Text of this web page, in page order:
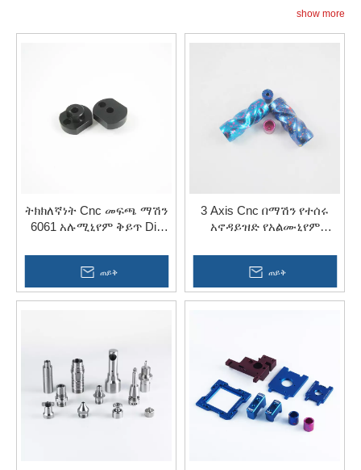
የተለያዩ
የመተግበሪያ ፍላጎቶች.
፡ ለግል የፕሮጀክት ፍላጎቶች የተዘጋጀ፣ የንድፍ ማሻሻያዎችን
እና ማስተካከያዎችን ተግባራዊነት እና አፈጻጸምን ለማመቻቸት
እርምጃዎች እያንዳንዱ መደበኛ ያልሆነ ክፍል ጥብቅ የጥራት
ደረጃዎችን እና የደንበኛ ዝርዝሮችን ማሟላቱን ያረጋግጣሉ።
መላመድ፡ ባለ 3-ዘንግ፣ 4-ዘንግ ወይም ባለ 5-ዘንግ ማሽነሪ በመጠቀም፣
እያንዳንዳቸው ልዩ ጥቅሞችን ይሰጣሉ፣ ውስብስብነት፣ ሁለገብነት እና
ትክክለኛነት፣ የተለያዩ የፕሮጀክት ፍላጎቶችን ማሟላትን ጨምሮ።
show more
ትክክለኛነት Cnc መፍጫ ማሽን
6061 አሉሚኒየም ቅይጥ Diy
ጠይቅ
3 Axis Cnc በማሽን የተሰሩ
አኖዳይዝድ የአልሙኒየም
ጠይቅ